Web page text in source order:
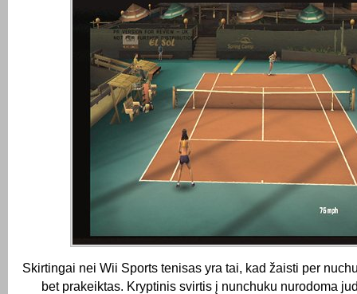
Skirtingai nei Wii Sports tenisas yra tai, kad žaisti per
bet prakeiktas. Kryptinis svirtis į nunchuku nurodoma